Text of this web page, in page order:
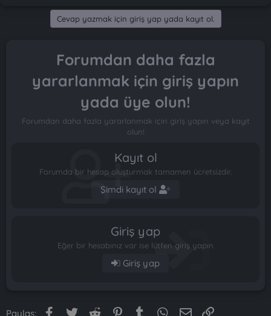
Cevap yazmak için giriş yap yada kayıt ol.
Forumdan daha fazla
yararlanmak için giriş yapın
yada üye olun!
Forumdan daha fazla yararlanmak için giriş yapın veya kayıt
olun!
Kayıt ol
Forumda bir hesap oluşturmak tamamen ücretsizdir.
Şimdi kayıt ol
Giriş yap
Eğer bir hesabınız var ise lütfen giriş yapın
Giriş yap
Paylaş: Facebook
Twitter Reddit PinterestTumblr WhatsApp
E-posta